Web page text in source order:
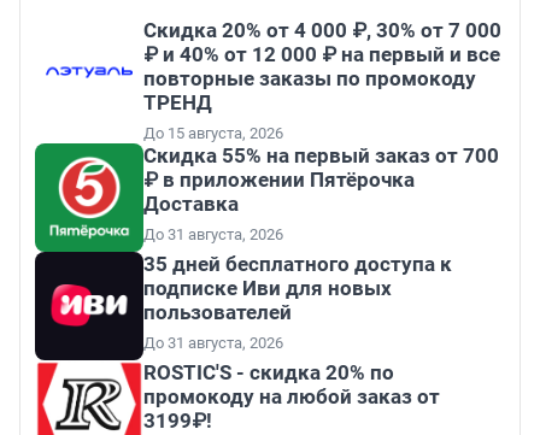
Скидка 20% от 4 000 ₽, 30% от 7 000
₽ и 40% от 12 000 ₽ на первый и все
повторные заказы по промокоду
ТРЕНД
До 15 августа, 2026
Скидка 55% на первый заказ от 700
₽ в приложении Пятёрочка
Доставка
До 31 августа, 2026
35 дней бесплатного доступа к
подписке Иви для новых
пользователей
До 31 августа, 2026
ROSTIC'S - скидка 20% по
промокоду на любой заказ от
3199₽!